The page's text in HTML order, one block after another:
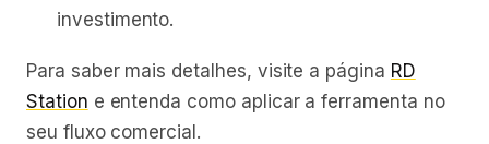
investimento.
Para saber mais detalhes, visite a página RD
Station e entenda como aplicar a ferramenta no
seu fluxo comercial.